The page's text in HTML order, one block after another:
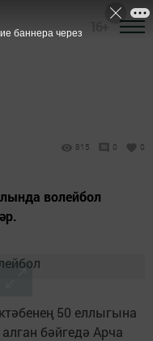
815 0 0
волейбол
50 еллыгына
бәйгедә Арча
баннера через